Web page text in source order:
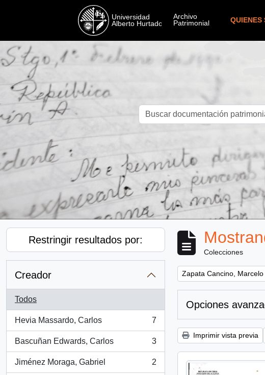
QUIENES
Restringir resultados por:
Creador
Todos
Hevia Massardo, Carlos
, 7 resultados
7
Bascuñan Edwards, Carlos
, 3 resultados
3
Jiménez Moraga, Gabriel
, 2 resultados
2
Colecciones
Remove filter:
Zapata Cancino, Marcelo
Opciones
Imprimir vista previa